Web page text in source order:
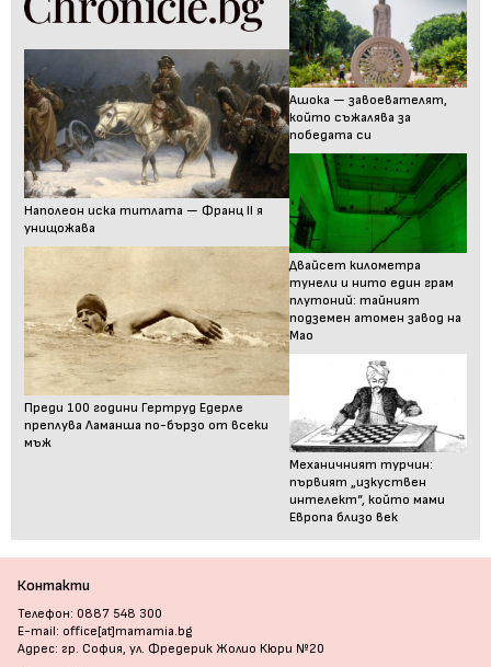
Наполеон иска титлата — Франц II я
унищожава
Преди 100 години Гертруд Едерле
преплува Ламанша по-бързо от всеки
мъж
Ашока — завоевателят,
който съжалява за
победата си
Двайсет километра
тунели и нито един грам
плутоний: тайният
подземен атомен завод на
Мао
Механичният турчин:
първият „изкуствен
интелект“, който мами
Европа близо век
Контакти
Телефон: 0887 548 300
E-mail: office[at]mamamia.bg
Адрес: гр. София, ул. Фредерик Жолио Кюри №20